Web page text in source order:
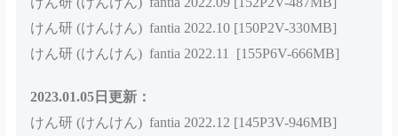
けん研 (けんけん) fantia 2022.06 [147P1V-434MB]
けん研 (けんけん) fantia 2022.07 [169P-509MB]
けん研 (けんけん) fantia 2022.08 [128P-393MB]